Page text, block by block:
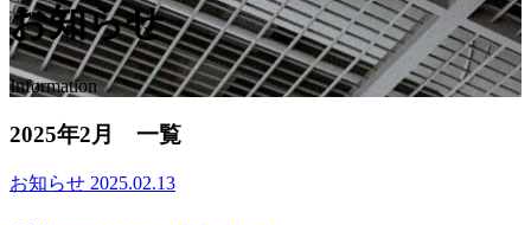
お知らせ
Information
2025年2月 一覧
お知らせ 2025.02.13